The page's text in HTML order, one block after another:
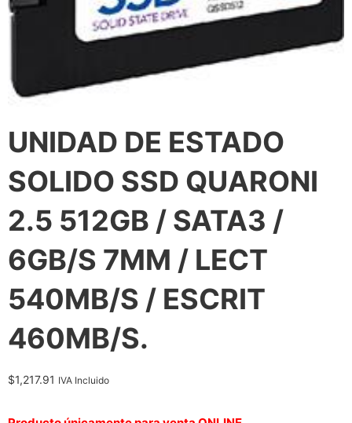
UNIDAD DE ESTADO
SOLIDO SSD QUARONI
2.5 512GB / SATA3 /
6GB/S 7MM / LECT
540MB/S / ESCRIT
460MB/S.
$1,217.91 IVA Incluido